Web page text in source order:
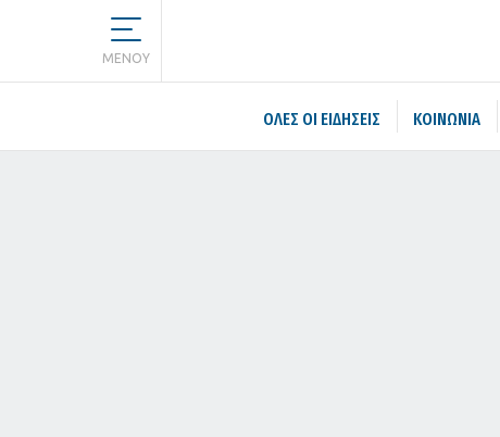
MENOY
ΌΛΕΣ ΟΙ ΕΙΔΉΣΕΙΣ ΚΟΙΝΩΝΙΑ